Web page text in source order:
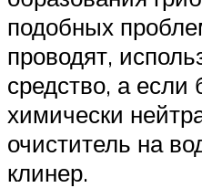
подобных
проводят,
средство, а если
химически
очиститель на
клинер.